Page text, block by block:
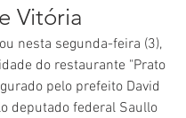
Vitória
nesta segunda-feira (3),
do restaurante "Prato
pelo prefeito David
deputado federal Saullo